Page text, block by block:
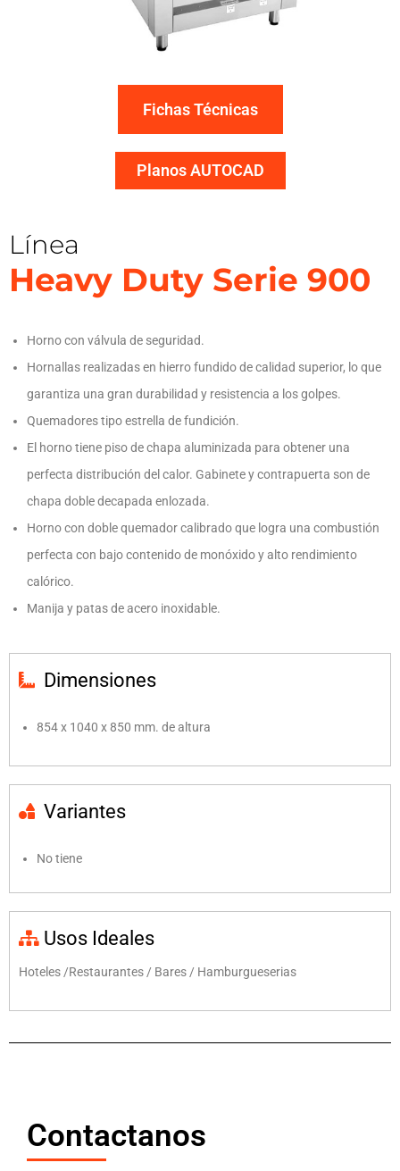
Fichas Técnicas
Planos AUTOCAD
Línea
Heavy Duty Serie 900
Horno con válvula de seguridad.
Hornallas realizadas en hierro fundido de calidad superior, lo que
garantiza una gran durabilidad y resistencia a los golpes.
Quemadores tipo estrella de fundición.
El horno tiene piso de chapa aluminizada para obtener una
perfecta distribución del calor. Gabinete y contrapuerta son de
chapa doble decapada enlozada.
Horno con doble quemador calibrado que logra una combustión
perfecta con bajo contenido de monóxido y alto rendimiento
calórico.
Manija y patas de acero inoxidable.
Dimensiones
854 x 1040 x 850 mm. de altura
Variantes
No tiene
Usos Ideales
Hoteles /Restaurantes / Bares / Hamburgueserias
Contactanos